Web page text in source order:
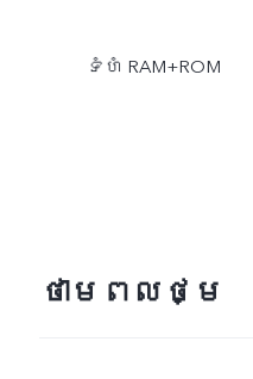
ទំហំ​ RAM+ROM
ថាមពលថ្ម